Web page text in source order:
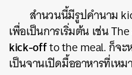
สำนวนนี้มีรูปคำนาม
เพื่อเป็นการเริ่มต้น เช่น
kick-offto the meal. ก็จะ
เป็นจานเปิดมื้ออาหารที่เหม